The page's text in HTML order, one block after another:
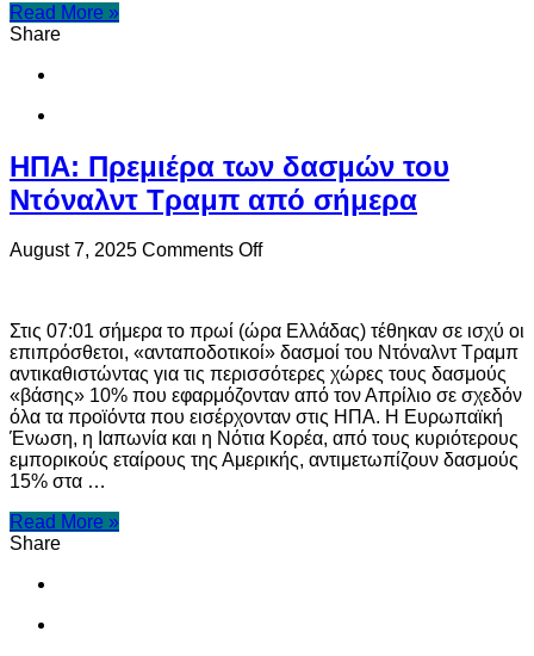
Read More »
Share
ΗΠΑ: Πρεμιέρα των δασμών του
Ντόναλντ Τραμπ από σήμερα
August 7, 2025 Comments Offon
δασμών
του
Ντόναλντ
Τραμπ
από
σήμερα
Στις 07:01 σήμερα το πρωί (ώρα Ελλάδας) τέθηκαν σε ισχύ οι
επιπρόσθετοι, «ανταποδοτικοί» δασμοί του Ντόναλντ Τραμπ
αντικαθιστώντας για τις περισσότερες χώρες τους δασμούς
«βάσης» 10% που εφαρμόζονταν από τον Απρίλιο σε σχεδόν
όλα τα προϊόντα που εισέρχονταν στις ΗΠΑ. Η Ευρωπαϊκή
Ένωση, η Ιαπωνία και η Νότια Κορέα, από τους κυριότερους
εμπορικούς εταίρους της Αμερικής, αντιμετωπίζουν δασμούς
15% στα …
Read More »
Share